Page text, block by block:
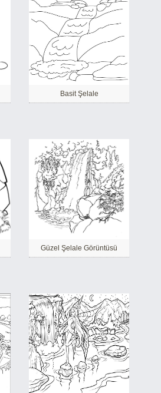
Basit Şelale
Güzel Şelale Görüntüsü